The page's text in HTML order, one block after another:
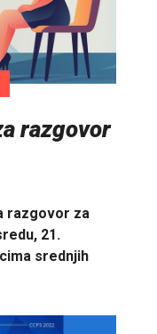
razgovor
razgovor za
21.
srednjih